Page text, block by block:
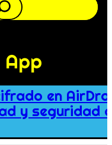
App
en
y seguridad